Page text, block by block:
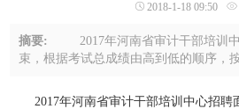
2018-1-18 09:50
摘要:
2017年河南省审计干部培训
束，根据考试总成绩由高到低的顺序，
号刘娇玲女19010170918018516陈煜男
2017年河南省审计干部培训中心招聘